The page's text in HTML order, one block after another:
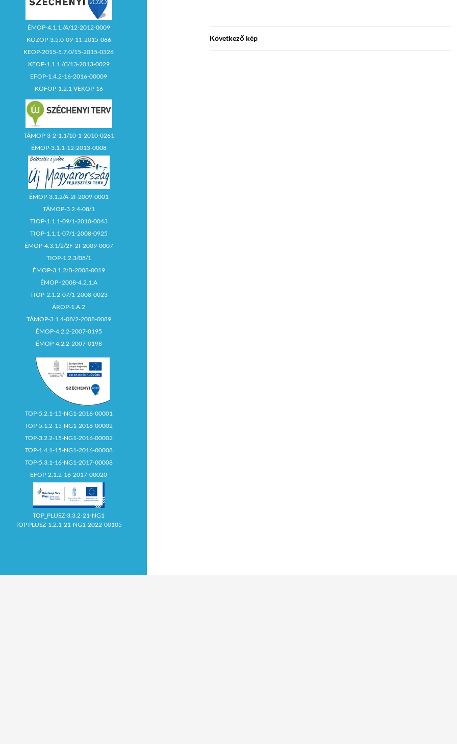
Következő kép
ÉMOP-4.1.1./A/12-2012-0009
KÖZOP-3.5.0-09-11-2015-066
KEOP-2015-5.7.0/15-2015-0326
KEOP-1.1.1./C/13-2013-0029
EFOP-1.4.2-16-2016-00009
KÖFOP-1.2.1-VEKOP-16
TÁMOP-3-2-1.1/10-1-2010-0261
ÉMOP-3.1.1-12-2013-0008
ÉMOP-3.1.2/A-2f-2009-0001
TÁMOP-3.2.4-08/1
TIOP-1.1.1-09/1-2010-0043
TIOP-1.1.1-07/1-2008-0925
ÉMOP-4.3.1/2/2F-2f-2009-0007
TIOP-1.2.3/08/1
ÉMOP-3.1.2/B-2008-0019
ÉMOP–2008-4.2.1.A
TIOP-2.1.2-07/1-2008-0023
ÁROP-1.A.2
TÁMOP-3.1.4-08/2-2008-0089
ÉMOP-4.2.2-2007-0195
ÉMOP-4.2.2-2007-0198
TOP-5.2.1-15-NG1-2016-00001
TOP-5.1.2-15-NG1-2016-00002
TOP-3.2.2-15-NG1-2016-00002
TOP-1.4.1-15-NG1-2016-00008
TOP-5.3.1-16-NG1-2017-00008
EFOP-2.1.2-16-2017-00020
TOP_PLUSZ-3.3.2-21-NG1
TOP PLUSZ-1.2.1-21-NG1-2022-00105